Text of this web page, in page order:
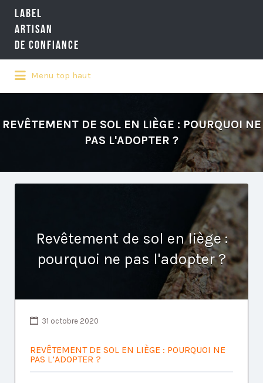
LABEL
ARTISAN
DE CONFIANCE
LA RÉFÉRENCE QUALITÉ NATIONALE
DE L'ARTISANAT
Rechercher:
Menu top haut
REVÊTEMENT DE SOL EN LIÈGE : POURQUOI NE
PAS L'ADOPTER ?
Revêtement de sol en liège :
pourquoi ne pas l'adopter ?
31 octobre 2020
REVÊTEMENT DE SOL EN LIÈGE : POURQUOI NE
PAS L’ADOPTER ?